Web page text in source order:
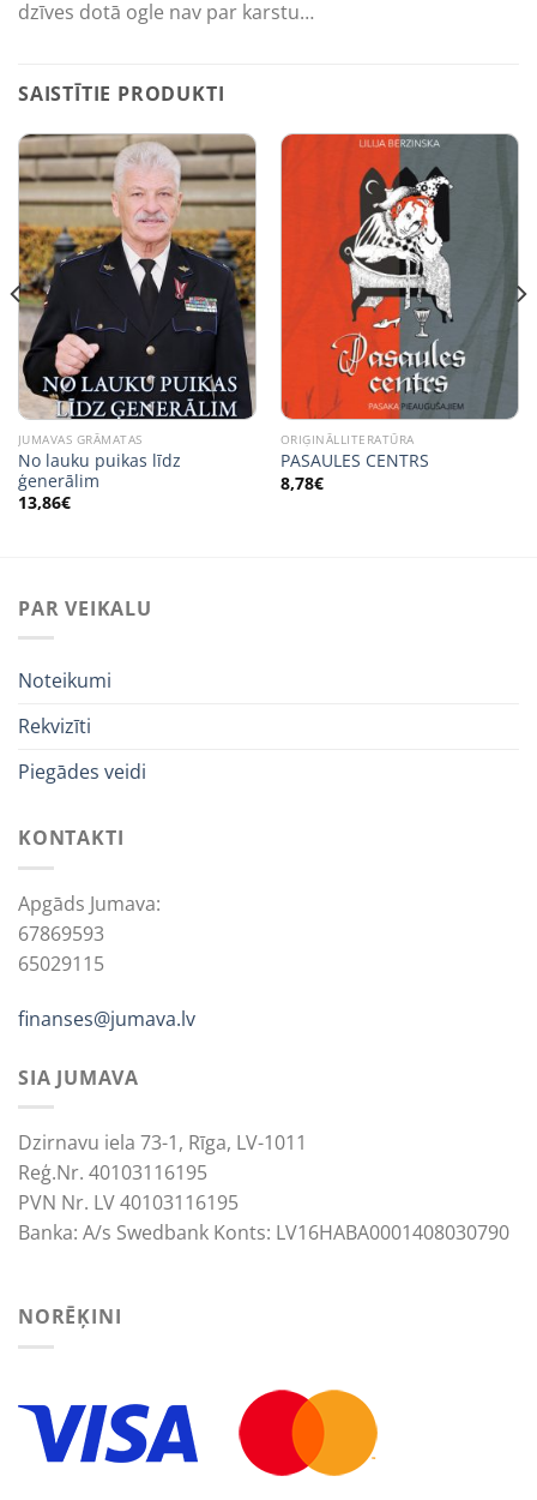
dzīves dotā ogle nav par karstu…
SAISTĪTIE PRODUKTI
JUMAVAS GRĀMATAS
No lauku puikas līdz
ģenerālim
13,86€
ORIĢINĀLLITERATŪRA
PASAULES CENTRS
8,78€
PAR VEIKALU
Noteikumi
Rekvizīti
Piegādes veidi
KONTAKTI
Apgāds Jumava:
67869593
65029115
finanses@jumava.lv
SIA JUMAVA
Dzirnavu iela 73-1, Rīga, LV-1011
Reģ.Nr. 40103116195
PVN Nr. LV 40103116195
Banka: A/s Swedbank Konts: LV16HABA0001408030790
NORĒĶINI